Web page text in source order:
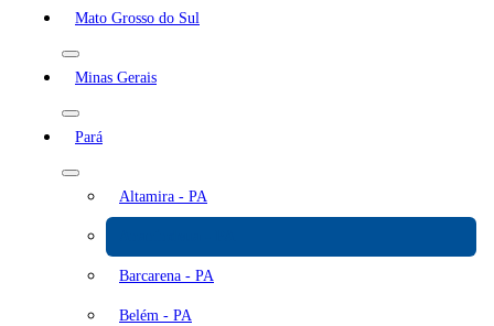
Mato Grosso do Sul
Minas Gerais
Pará
Altamira - PA
Barcarena - PA
Belém - PA